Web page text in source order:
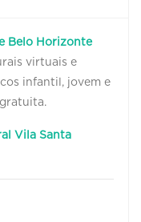
Belo Horizonte
virtuais e
infantil, jovem e
Vila Santa